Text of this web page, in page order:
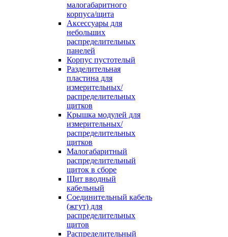
малогабаритного
корпуса/щита
Аксессуары для
небольших
распределительных
панелей
Корпус пустотелый
Разделительная
пластина для
измерительных/
распределительных
щитков
Крышка модулей для
измерительных/
распределительных
щитков
Малогабаритный
распределительный
щиток в сборе
Щит вводный
кабельный
Соединительный кабель
(жгут) для
распределительных
щитов
Распределительный